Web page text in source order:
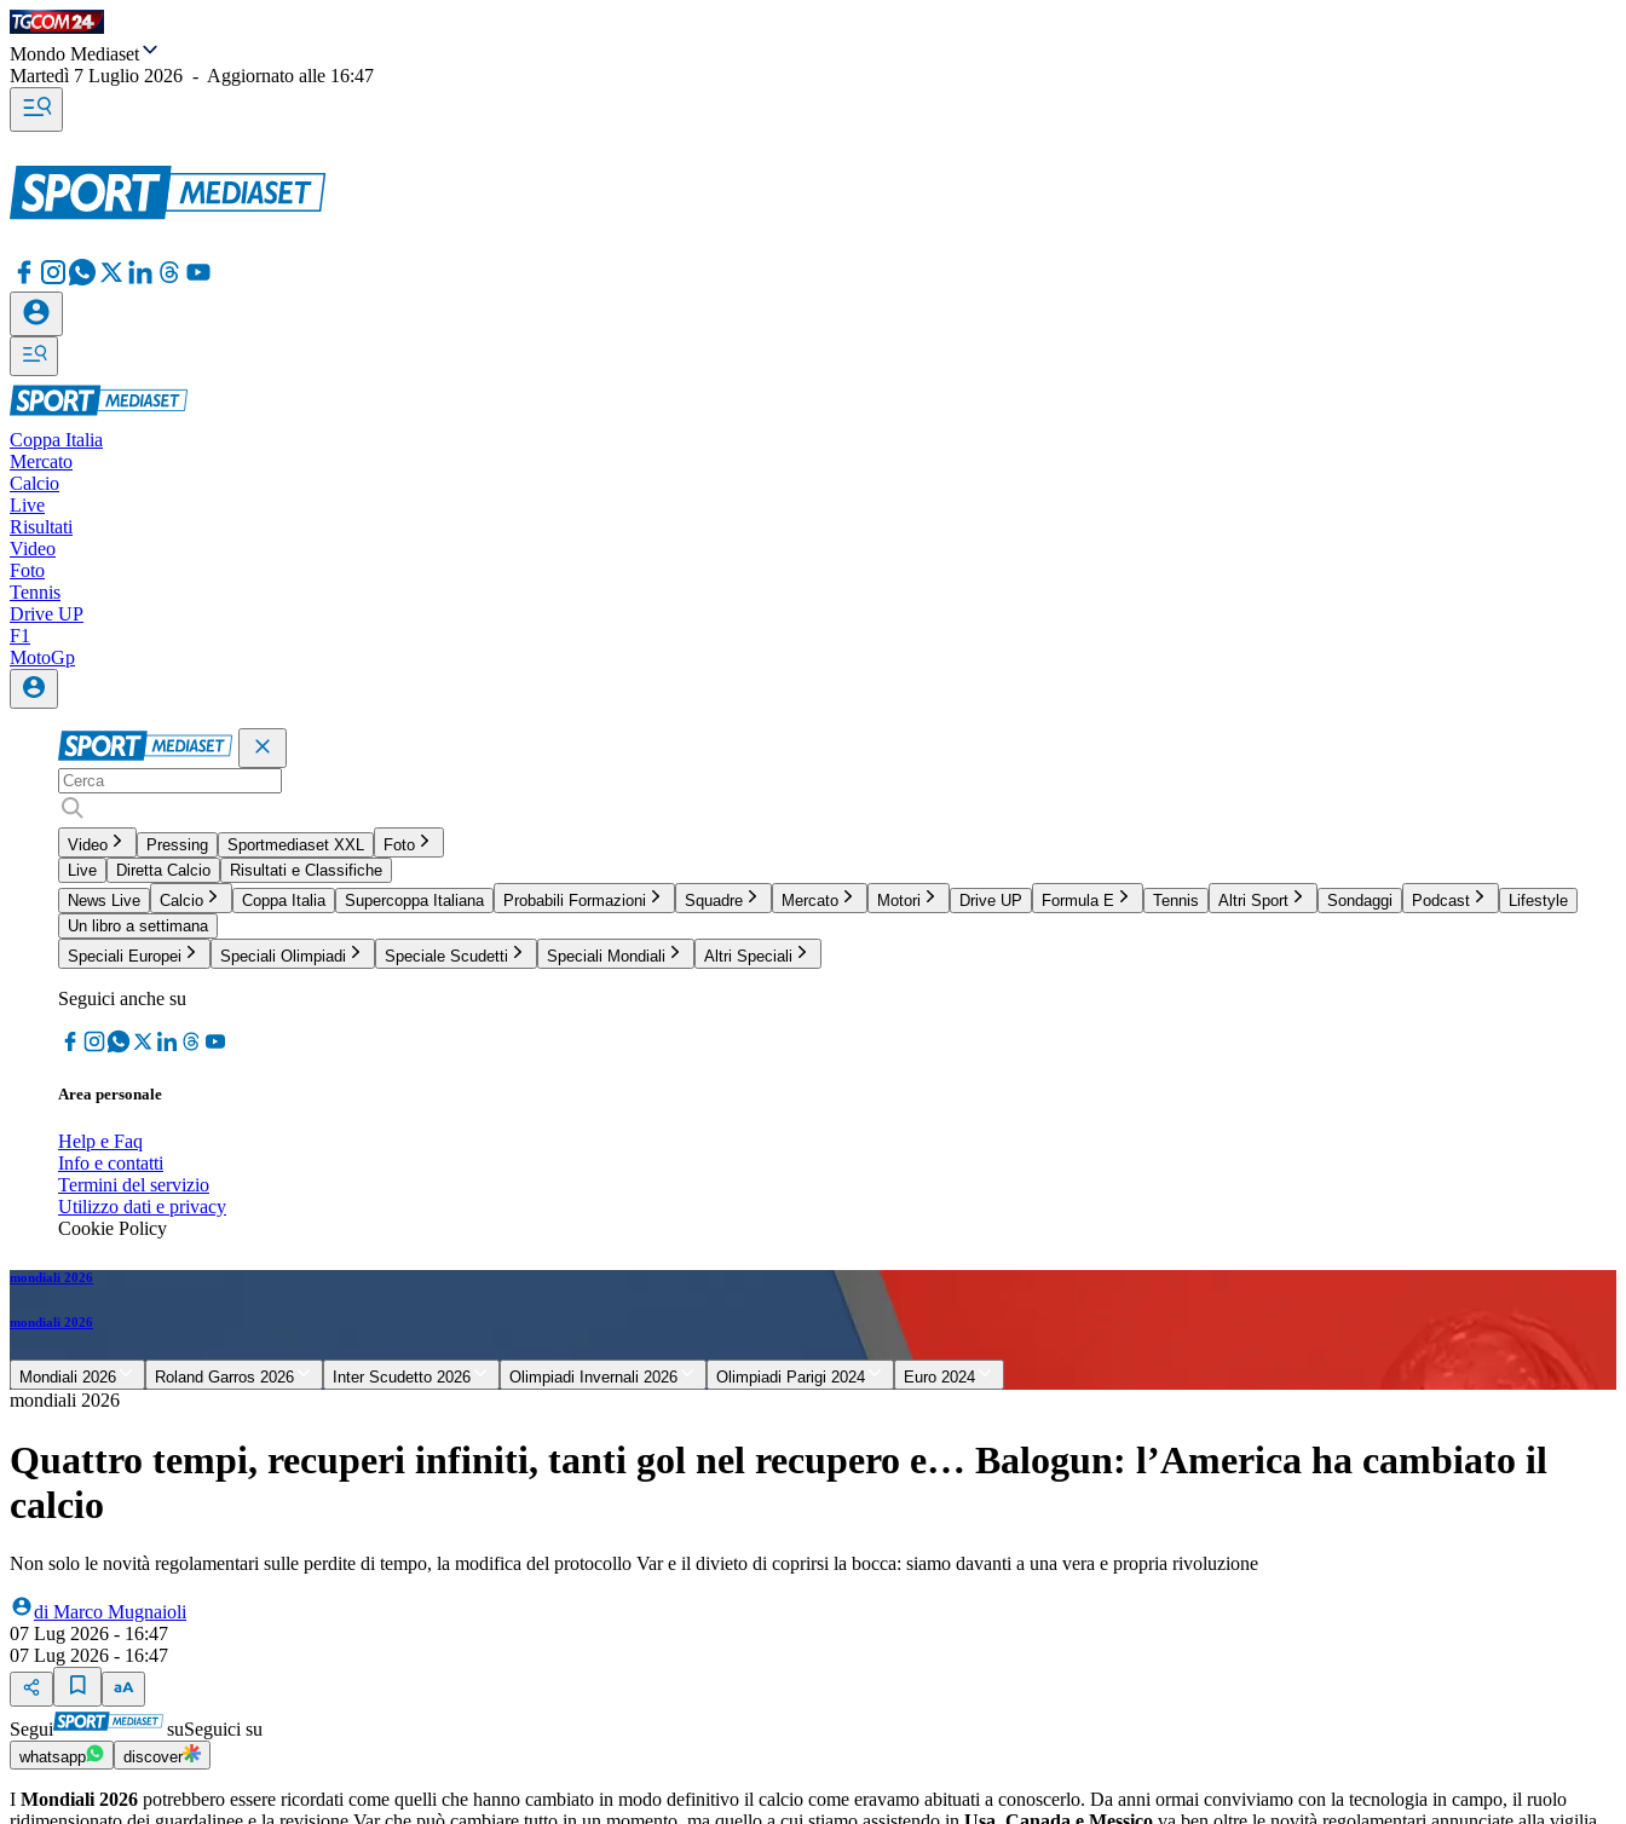
Mondo Mediaset
Martedì 7 Luglio 2026 - Aggiornato alle 16:47
Coppa Italia
Mercato
Calcio
Live
Risultati
Video
Foto
Tennis
Drive UP
F1
MotoGp
Video Pressing Sportmediaset XXL
Foto
Live
Diretta Calcio
Risultati e Classifiche
News Live
Calcio Coppa Italia Supercoppa Italiana Probabili Formazioni Squadre Mercato Motori Drive UP Formula E Tennis Altri Sport Sondaggi Podcast
Lifestyle
Un libro a settimana
Speciali Europei
Speciali Olimpiadi Speciale Scudetti Speciali Mondiali Altri Speciali
Seguici anche su
Area personale
Help e Faq
Info e contatti
Termini del servizio
Utilizzo dati e privacy
Cookie Policy
mondiali 2026
mondiali 2026
Mondiali 2026 Roland Garros 2026 Inter Scudetto 2026 Olimpiadi Invernali 2026 Olimpiadi Parigi 2024 Euro 2024
mondiali 2026
Quattro tempi, recuperi infiniti, tanti gol nel recupero e… Balogun: l’America ha cambiato il
calcio
Non solo le novità regolamentari sulle perdite di tempo, la modifica del protocollo Var e il divieto di coprirsi la bocca: siamo davanti a una vera e propria rivoluzione
di Marco Mugnaioli
07 Lug 2026 - 16:47
07 Lug 2026 - 16:47
Segui suSeguici su
whatsapp discover
I Mondiali 2026 potrebbero essere ricordati come quelli che hanno cambiato in modo definitivo il calcio come eravamo abituati a conoscerlo. Da anni ormai conviviamo con la tecnologia in campo, il ruolo